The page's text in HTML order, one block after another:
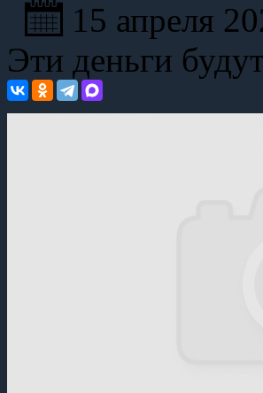
15 апреля
Эти деньги